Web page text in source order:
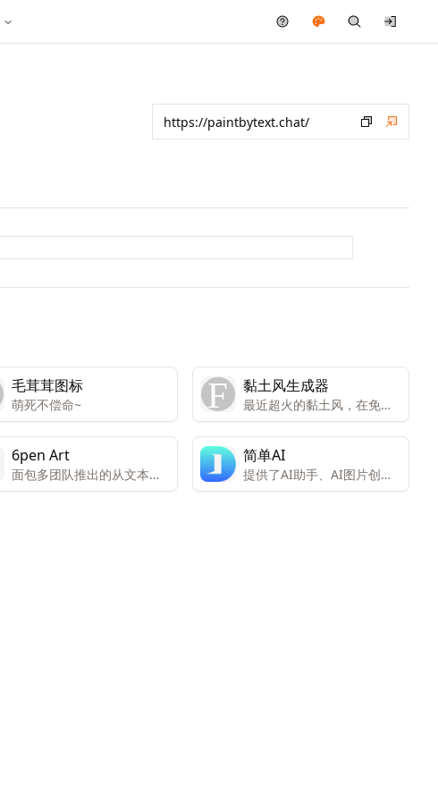
毛茸茸图标
萌死不偿命~
黏土风生成器
最近超火的黏土风，在免费
生成
6pen Art
面包多团队推出的从文本描
述生成绘画艺术作品
简单AI
提供了AI助手、AI图片创意
等功能的入口。